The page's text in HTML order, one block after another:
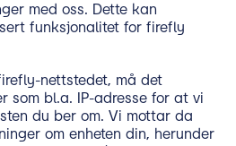
med oss. Dette kan
funksjonalitet for firefly
nettstedet, må det
som bl.a. IP-adresse for at vi
du ber om. Vi mottar da
om enheten din, herunder